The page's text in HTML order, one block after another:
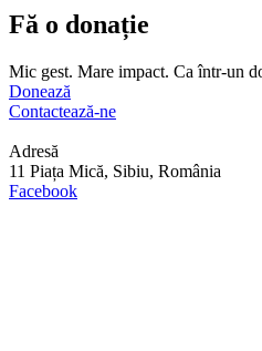
Fă o donație
Mic gest. Mare impact. Ca într-un
Donează
Contactează-ne
Adresă
11 Piața Mică, Sibiu, România
Facebook